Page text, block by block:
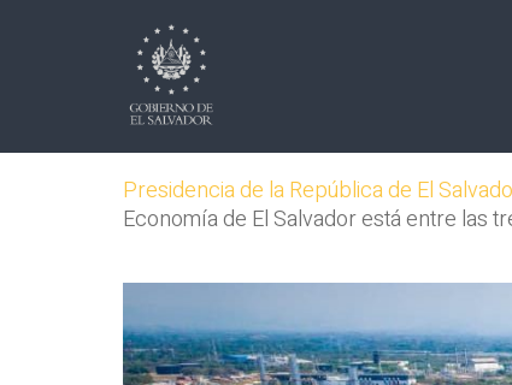
Presidencia de la República de El
Economía de El Salvador está entre las